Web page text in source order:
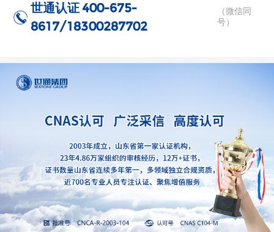
世通认证 400-675-
8617/18300287702
（微信同
号）